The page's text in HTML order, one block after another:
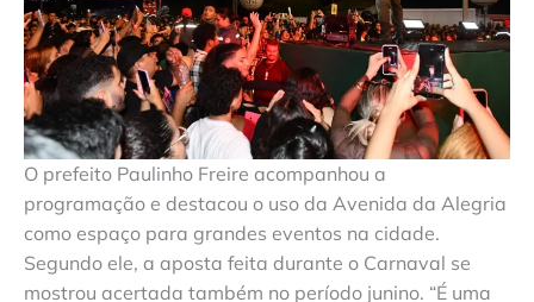
O prefeito Paulinho Freire acompanhou a
programação e destacou o uso da Avenida da Alegria
como espaço para grandes eventos na cidade.
Segundo ele, a aposta feita durante o Carnaval se
mostrou acertada também no período junino. “É uma